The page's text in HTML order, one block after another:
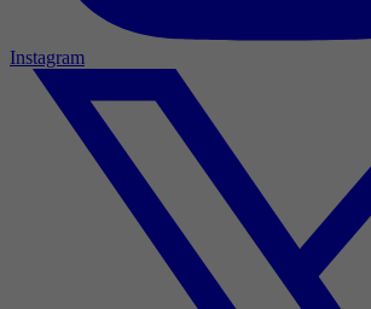
Instagram